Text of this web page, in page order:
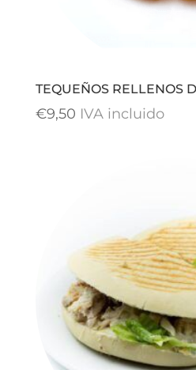
TEQUEÑOS RELLENOS
€9,50 IVA incluido